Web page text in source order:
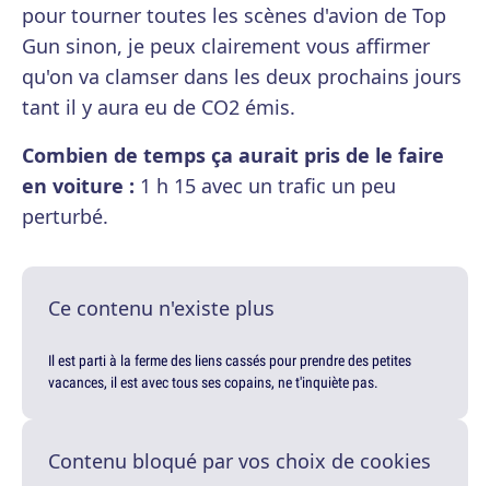
pour tourner toutes les scènes d'avion de Top
Gun sinon, je peux clairement vous affirmer
qu'on va clamser dans les deux prochains jours
tant il y aura eu de CO2 émis.
Combien de temps ça aurait pris de le faire
en voiture : 1 h 15 avec un trafic un peu
perturbé.
Ce contenu n'existe plus
Il est parti à la ferme des liens cassés pour prendre des petites
vacances, il est avec tous ses copains, ne t'inquiète pas.
Contenu bloqué par vos choix de cookies